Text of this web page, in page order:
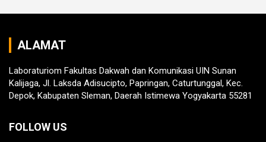
ALAMAT
Laboraturiom Fakultas Dakwah dan Komunikasi UIN Sunan
Kalijaga, Jl. Laksda Adisucipto, Papringan, Caturtunggal, Kec.
Depok, Kabupaten Sleman, Daerah Istimewa Yogyakarta 55281
FOLLOW US